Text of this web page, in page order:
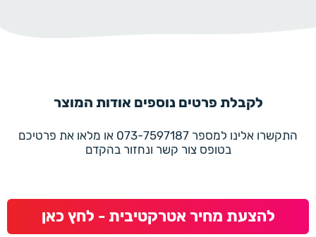
לקבלת פרטים נוספים אודות המוצר
התקשרו אלינו למספר 073-7597187 או מלאו את פרטיכם
בטופס צור קשר ונחזור בהקדם
להצעת מחיר אטרקטיבית - לחץ כאן